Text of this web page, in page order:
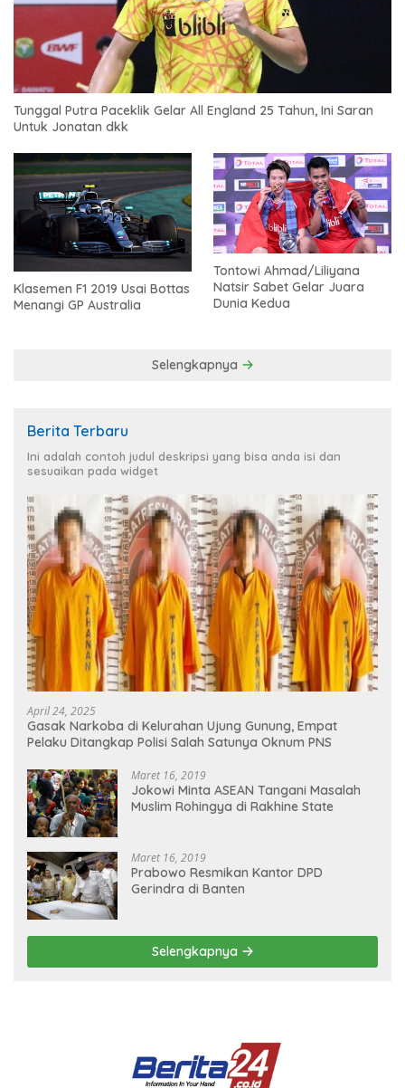
Tunggal Putra Paceklik Gelar All England 25 Tahun, Ini Saran
Untuk Jonatan dkk
Klasemen F1 2019 Usai Bottas
Menangi GP Australia
Tontowi Ahmad/Liliyana
Natsir Sabet Gelar Juara
Dunia Kedua
Selengkapnya
Berita Terbaru
Ini adalah contoh judul deskripsi yang bisa anda isi dan
sesuaikan pada widget
April 24, 2025
Gasak Narkoba di Kelurahan Ujung Gunung, Empat
Pelaku Ditangkap Polisi Salah Satunya Oknum PNS
Maret 16, 2019
Jokowi Minta ASEAN Tangani Masalah
Muslim Rohingya di Rakhine State
Maret 16, 2019
Prabowo Resmikan Kantor DPD
Gerindra di Banten
Selengkapnya